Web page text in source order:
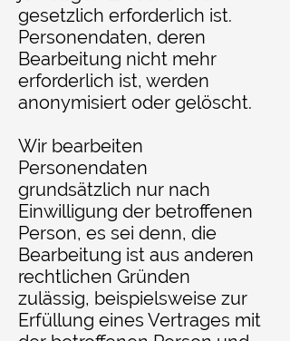
gesetzlich erforderlich ist.
Personendaten, deren
Bearbeitung nicht mehr
erforderlich ist, werden
anonymisiert oder gelöscht.
Wir bearbeiten
Personendaten
grundsätzlich nur nach
Einwilligung der betroffenen
Person, es sei denn, die
Bearbeitung ist aus anderen
rechtlichen Gründen
zulässig, beispielsweise zur
Erfüllung eines Vertrages mit